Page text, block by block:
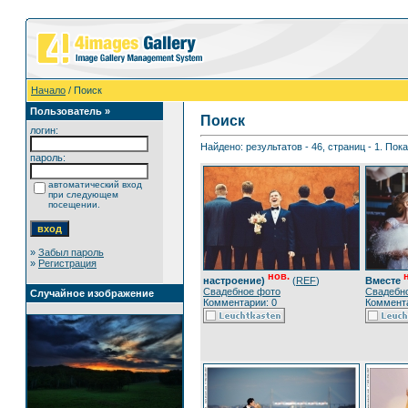
Начало / Поиск
Пользователь »
логин:
пароль:
автоматический вход
при следующем
посещении.
» Забыл пароль
» Регистрация
Случайное изображение
Поиск
Найдено: результатов - 46, страниц - 1.
настроение) нов. (REF)
Свадебное фото
Комментарии: 0
Вместе